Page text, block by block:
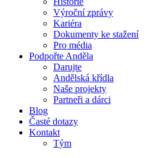
Výroční zprávy
Kariéra
Dokumenty ke stažení
Pro média
Podpořte Anděla
Darujte
Andělská křídla
Naše projekty
Partneři a dárci
Blog
Časté dotazy
Kontakt
Tým